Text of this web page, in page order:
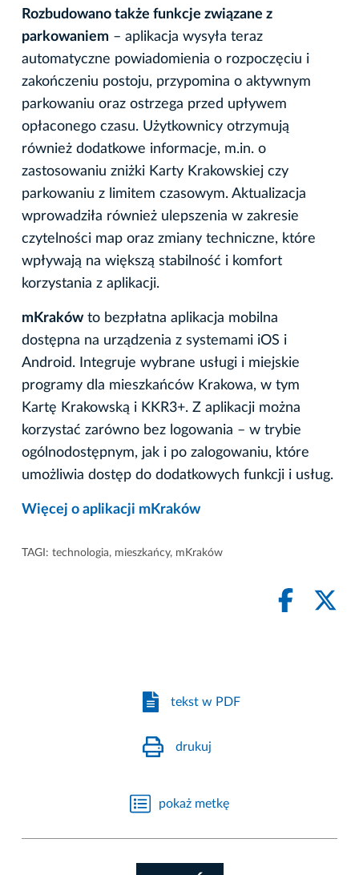
Rozbudowano także funkcje związane z
parkowaniem – aplikacja wysyła teraz
automatyczne powiadomienia o rozpoczęciu i
zakończeniu postoju, przypomina o aktywnym
parkowaniu oraz ostrzega przed upływem
opłaconego czasu. Użytkownicy otrzymują
również dodatkowe informacje, m.in. o
zastosowaniu zniżki Karty Krakowskiej czy
parkowaniu z limitem czasowym. Aktualizacja
wprowadziła również ulepszenia w zakresie
czytelności map oraz zmiany techniczne, które
wpływają na większą stabilność i komfort
korzystania z aplikacji.
mKraków to bezpłatna aplikacja mobilna
dostępna na urządzenia z systemami iOS i
Android. Integruje wybrane usługi i miejskie
programy dla mieszkańców Krakowa, w tym
Kartę Krakowską i KKR3+. Z aplikacji można
korzystać zarówno bez logowania – w trybie
ogólnodostępnym, jak i po zalogowaniu, które
umożliwia dostęp do dodatkowych funkcji i usług.
Więcej o aplikacji mKraków
TAGI: technologia, mieszkańcy, mKraków
tekst w PDF
drukuj
pokaż metkę